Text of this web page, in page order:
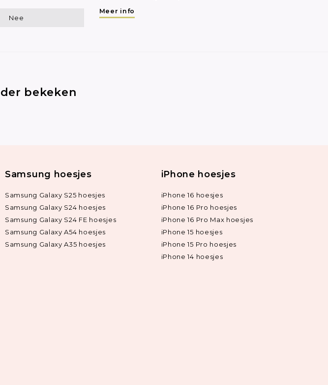
Nee
Meer info
bekeken
Samsung hoesjes
Samsung Galaxy S25 hoesjes
Samsung Galaxy S24 hoesjes
Samsung Galaxy S24 FE hoesjes
Samsung Galaxy A54 hoesjes
Samsung Galaxy A35 hoesjes
iPhone hoesjes
iPhone 16 hoesjes
iPhone 16 Pro hoesjes
iPhone 16 Pro Max hoesjes
iPhone 15 hoesjes
iPhone 15 Pro hoesjes
iPhone 14 hoesjes